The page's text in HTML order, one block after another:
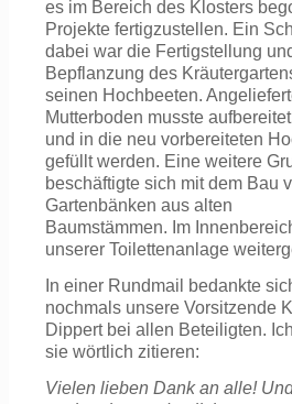
es im Bereich des Klosters
Projekte fertigzustellen. Ein
dabei war die Fertigstellung
Bepflanzung des
seinen Hochbeeten.
Mutterboden musste
und in die neu vorbereiteten
gefüllt werden. Eine weitere
beschäftigte sich mit dem Bau
Gartenbänken aus alten
Baumstämmen. Im
unserer Toilettenanlage
In einer Rundmail bedankte
nochmals unsere Vorsitzende
Dippert bei allen Beteiligten.
sie wörtlich zitieren:
Vielen lieben Dank an alle!